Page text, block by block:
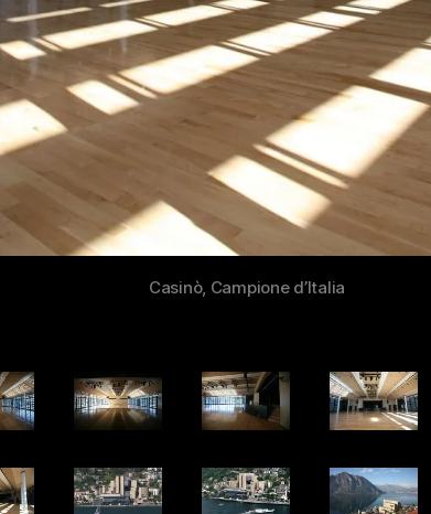
Casinò, Campione d’Italia